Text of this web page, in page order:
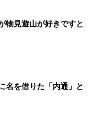
物見遊山が好きですと
名を借りた「内通」と